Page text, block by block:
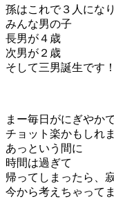
孫はこれで３人にな
みんな男の子
長男が４歳
次男が２歳
そして三男誕生です！
まー毎日がにぎやか
チョット楽かもしれ
あっという間に
時間は過ぎて
帰ってしまったら、
今から考えちゃって